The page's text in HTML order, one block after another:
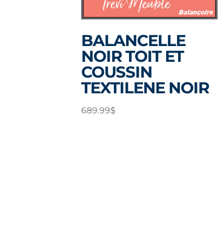
BALANCELLE
NOIR TOIT ET
COUSSIN
TEXTILENE NOIR
689.99$